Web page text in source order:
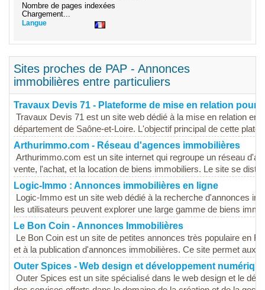
Nombre de pages indexées
Chargement...
Langue
Sites proches de PAP - Annonces
immobilières entre particuliers
Travaux Devis 71 - Plateforme de mise en relation pour
Travaux Devis 71 est un site web dédié à la mise en relation
département de Saône-et-Loire. L'objectif principal de cette
Arthurimmo.com - Réseau d'agences immobilières
Arthurimmo.com est un site internet qui regroupe un réseau
vente, l'achat, et la location de biens immobiliers. Le site se
Logic-Immo : Annonces immobilières en ligne
Logic-Immo est un site web dédié à la recherche d'annonces
les utilisateurs peuvent explorer une large gamme de biens
Le Bon Coin - Annonces Immobilières
Le Bon Coin est un site de petites annonces très populaire en
et à la publication d'annonces immobilières. Ce site permet aux
Outer Spices - Web design et développement
Outer Spices est un site spécialisé dans le web design et le